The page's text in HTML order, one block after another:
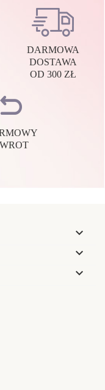
DARMOWA
DOSTAWA
OD 300 ZŁ


